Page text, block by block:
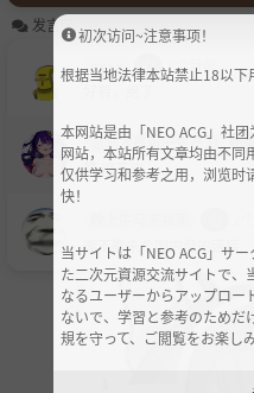
发言区
ayxx
心
1个月前
瑟瑟才是第一生产力 圣
赞,很喜欢
能不能来个国内盘的链接
初次访问~注意事项！
根据当地法律本站禁止18以下
本网站是由「NEO ACG」社
网站，本站所有文章均由不同
仅供学习和参考之用，浏览时
快！
当サイトは「NEO ACG」サ
た二次元資源交流サイトで、
なるユーザーからアップロー
ないで、学習と参考のためだ
規を守って、ご閲覧をお楽し